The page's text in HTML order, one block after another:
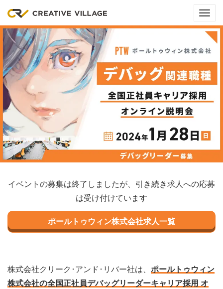
メ
ニ
ュ
ー
イベントの募集は終了しましたが、引き続き求人への応募
は受け付けています
ポールトゥウィン株式会社求人一覧
株式会社クリーク･アンド･リバー社は、 ポールトゥウィン
株式会社の全国正社員デバッグリーダーキャリア採用 オ